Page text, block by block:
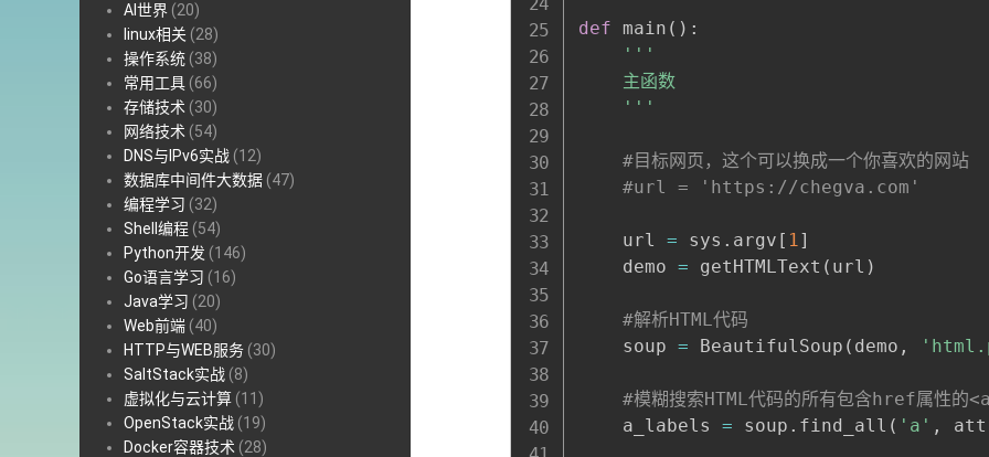
AI世界 (20)
linux相关 (28)
操作系统 (38)
常用工具 (66)
存储技术 (30)
网络技术 (54)
DNS与IPv6实战 (12)
数据库中间件大数据 (47)
编程学习 (32)
Shell编程 (54)
Python开发 (146)
Go语言学习 (16)
Java学习 (20)
Web前端 (40)
HTTP与WEB服务 (30)
SaltStack实战 (8)
虚拟化与云计算 (11)
OpenStack实战 (19)
Docker容器技术 (28)
def main ( ) :
'''
    主函数
    '''
#目标网页，这个可以换成一个你喜欢的网站
#url = ' https://chegva.com '
    url
= sys . argv [ 1]
    demo
= getHTMLText ( url )
#解析HTML代码
    soup
= BeautifulSoup ( demo ,
#模糊搜索HTML代码的所有包含href属性的
    a_labels
= soup . find_all ( 'a' ,